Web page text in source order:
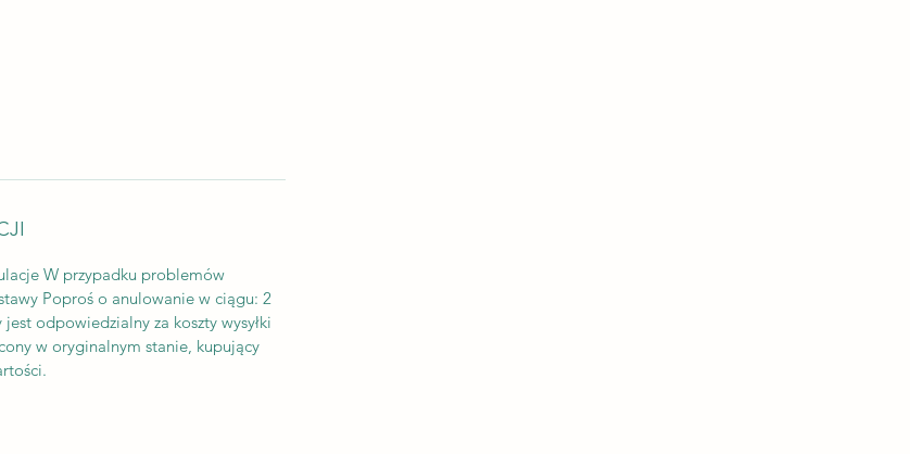
W przypadku problemów
Poproś o anulowanie w ciągu: 2
odpowiedzialny za koszty wysyłki
w oryginalnym stanie, kupujący